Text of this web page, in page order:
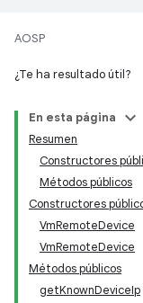
AOSP
¿Te ha resultado útil?
En esta página
Resumen
Constructores
Métodos públicos
Constructores
VmRemoteDevice
VmRemoteDevice
Métodos públicos
getKnownDeviceIp